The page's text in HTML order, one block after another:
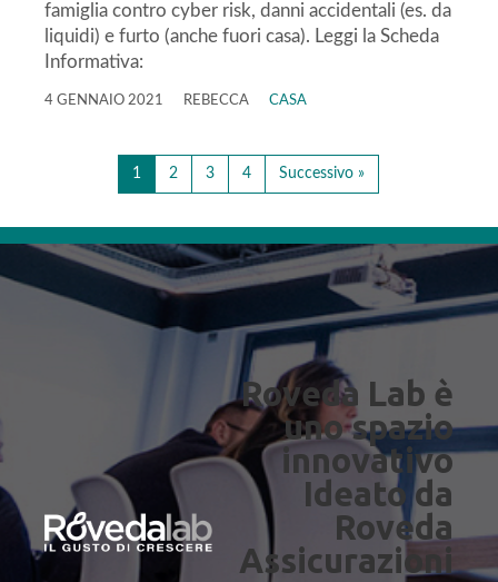
famiglia contro cyber risk, danni accidentali (es. da
liquidi) e furto (anche fuori casa). Leggi la Scheda
Informativa:
4 GENNAIO 2021 REBECCA CASA
1 2 3 4 Successivo »
Roveda Lab è
uno spazio
innovativo
Ideato da
Roveda
Assicurazioni